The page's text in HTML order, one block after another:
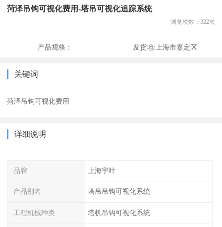
菏泽吊钩可视化费用-塔吊可视化追踪系统
浏览次数： 322次
产品规格： 发货地:上海市嘉定区
关键词
菏泽吊钩可视化费用
详细说明
品牌 上海宇叶
产品别名 塔吊吊钩可视化系统
工程机械种类 塔机吊钩可视化系统